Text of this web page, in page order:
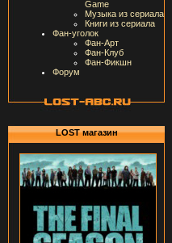
Game
Музыка из сериала
Книги из сериала
Фан-уголок
Фан-Арт
Фан-Клуб
Фан-Фикшн
Форум
LOST магазин